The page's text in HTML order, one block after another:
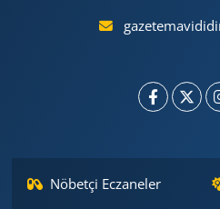
Nöbetçi Eczaneler